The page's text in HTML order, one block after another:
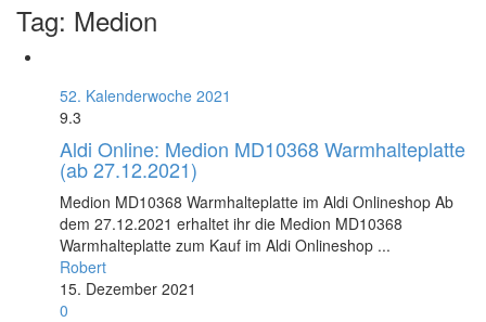
Tag: Medion
52. Kalenderwoche 2021
9.3
Aldi Online: Medion MD10368 Warmhalteplatte
(ab 27.12.2021)
Medion MD10368 Warmhalteplatte im Aldi Onlineshop Ab
dem 27.12.2021 erhaltet ihr die Medion MD10368
Warmhalteplatte zum Kauf im Aldi Onlineshop ...
Robert
15. Dezember 2021
0